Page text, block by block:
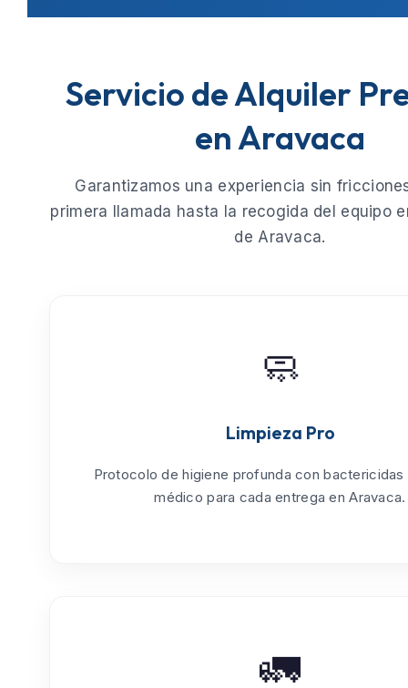
Servicio de Alquiler
en Aravaca
Garantizamos una experiencia sin
primera llamada hasta la recogida del equipo
de Aravaca.
🧼
Limpieza Pro
Protocolo dehigiene profunda con bactericidas
médico para cada entrega en Aravaca.
🚛